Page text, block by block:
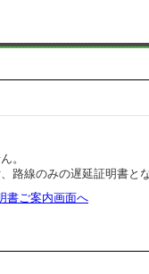
。
路線のみの遅延証明書と
書ご案内画面へ